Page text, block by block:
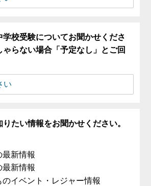
学校受験についてお聞かせくださ
ゃらない場合「予定なし」とご回
りたい情報をお聞かせください。
最新情報
新情報
のイベント・レジャー情報